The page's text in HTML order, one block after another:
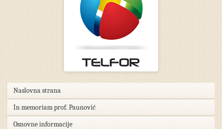
Naslovna strana
In memoriam prof. Paunović
Osnovne informacije